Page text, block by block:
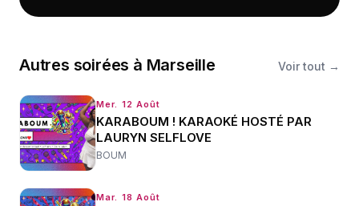
Autres soirées à Marseille Voir tout →
Mer. 12 Août
KARABOUM ! KARAOKÉ HOSTÉ PAR
LAURYN SELFLOVE
BOUM
Mar. 18 Août